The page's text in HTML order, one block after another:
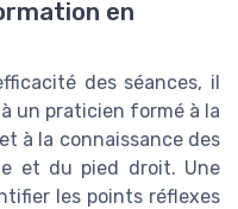
en
des séances, il
un praticien formé à la
à la connaissance des
et du pied droit. Une
les points réflexes